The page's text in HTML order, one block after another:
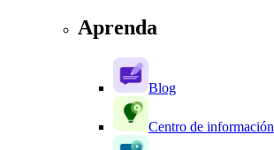
Aprenda
Blog
Centro de información